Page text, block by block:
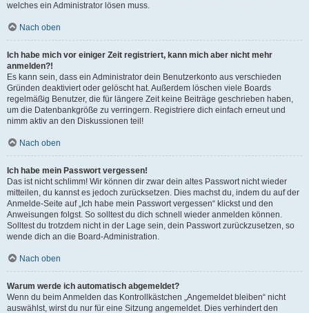
welches ein Administrator lösen muss.
Nach oben
Ich habe mich vor einiger Zeit registriert, kann mich aber nicht mehr
anmelden?!
Es kann sein, dass ein Administrator dein Benutzerkonto aus verschieden
Gründen deaktiviert oder gelöscht hat. Außerdem löschen viele Boards
regelmäßig Benutzer, die für längere Zeit keine Beiträge geschrieben haben,
um die Datenbankgröße zu verringern. Registriere dich einfach erneut und
nimm aktiv an den Diskussionen teil!
Nach oben
Ich habe mein Passwort vergessen!
Das ist nicht schlimm! Wir können dir zwar dein altes Passwort nicht wieder
mitteilen, du kannst es jedoch zurücksetzen. Dies machst du, indem du auf der
Anmelde-Seite auf „Ich habe mein Passwort vergessen“ klickst und den
Anweisungen folgst. So solltest du dich schnell wieder anmelden können.
Solltest du trotzdem nicht in der Lage sein, dein Passwort zurückzusetzen, so
wende dich an die Board-Administration.
Nach oben
Warum werde ich automatisch abgemeldet?
Wenn du beim Anmelden das Kontrollkästchen „Angemeldet bleiben“ nicht
auswählst, wirst du nur für eine Sitzung angemeldet. Dies verhindert den